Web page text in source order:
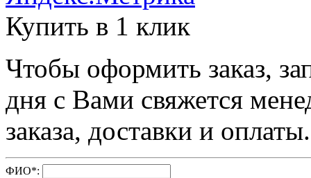
Купить в 1 клик
Чтобы оформить заказ,
дня с Вами свяжется
заказа, доставки и оплаты.
ФИО*: